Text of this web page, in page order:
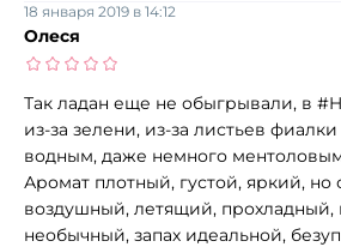
Олеся
18 января 2019 в 14:12
Так ладан еще не обыгрывали, в
из-за зелени, из-за листьев
водным, даже немного
Аромат плотный, густой, яркий,
воздушный, летящий,
необычный, запах идеальной,